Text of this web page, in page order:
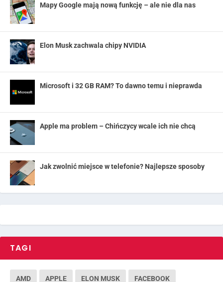
Mapy Google mają nową funkcję – ale nie dla nas
Elon Musk zachwala chipy NVIDIA
Microsoft i 32 GB RAM? To dawno temu i nieprawda
Apple ma problem – Chińczycy wcale ich nie chcą
Jak zwolnić miejsce w telefonie? Najlepsze sposoby
TAGI
AMD APPLE ELON MUSK FACEBOOK